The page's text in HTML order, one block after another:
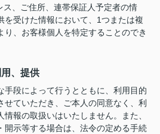
、ご住所、連帯保証人予定者の情
を受けた情報において、1つまたは複
り、お客様個人を特定することのでき
、提供
手段によって行うとともに、利用目的
ていただき、ご本人の同意なく、利
報の取扱いはいたしません。また、
開示等する場合は、法令の定める手続